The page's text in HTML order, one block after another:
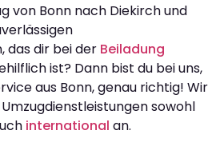
von Bonn nach Diekirch und
das dir bei der Beiladung
ist? Dann bist du bei uns,
aus Bonn, genau richtig! Wir
sowohl
international an.